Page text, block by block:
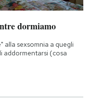
dormiamo
alla sexsomnia a quegli
addormentarsi (cosa